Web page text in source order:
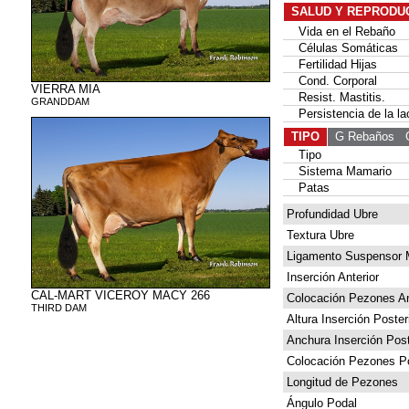
VIERRA MIA
GRANDDAM
CAL-MART VICEROY MACY 266
THIRD DAM
SALUD Y
Vida en el Rebaño
Células Somáticas
Fertilidad Hijas
Cond. Corporal
Resist. Mastitis.
Persistencia de la
TIPO
G Rebaños
Tipo
Sistema Mamario
Patas
Profundidad Ubre
Textura Ubre
Ligamento Suspensor
Inserción Anterior
Colocación Pezones
Altura Inserción
Anchura Inserción
Colocación Pezones
Longitud de Pezones
Ángulo Podal